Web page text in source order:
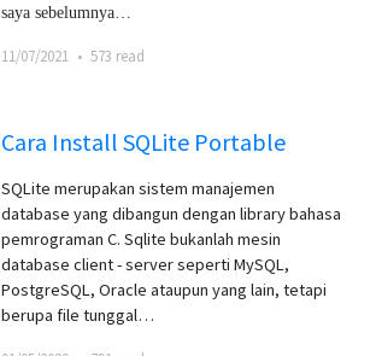
saya sebelumnya…
11/07/2021 • 573 read
Cara Install SQLite Portable
SQLite merupakan sistem manajemen
database yang dibangun dengan library bahasa
pemrograman C. Sqlite bukanlah mesin
database client - server seperti MySQL,
PostgreSQL, Oracle ataupun yang lain, tetapi
berupa file tunggal…